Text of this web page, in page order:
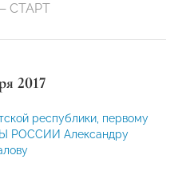
СТАРТ
2017
республики, первому
РОССИИ Александру